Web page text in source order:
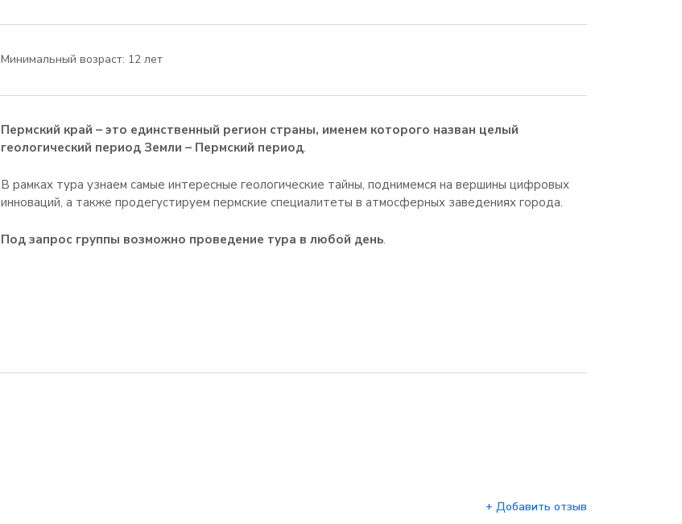
Минимальный возраст: 12 лет
Пермский край – это единственный регион страны, именем которого назван целый
геологический период Земли – Пермский период.
В рамках тура узнаем самые интересные геологические тайны, поднимемся на вершины цифровых
инноваций, а также продегустируем пермские специалитеты в атмосферных заведениях города.
Под запрос группы возможно проведение тура в любой день.
+ Добавить отзыв